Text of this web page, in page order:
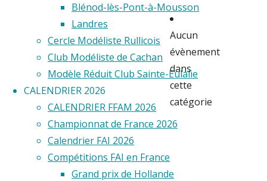
Blénod-lès-Pont-à-Mousson
Landres
Cercle Modéliste Rullicois
Club Modéliste de Cachan
Modèle Réduit Club Sainte-Eulalie
CALENDRIER 2026
CALENDRIER FFAM 2026
Championnat de France 2026
Calendrier FAI 2026
Compétitions FAI en France
Grand prix de Hollande
Aucun
évènement
dans
cette
catégorie
Partager